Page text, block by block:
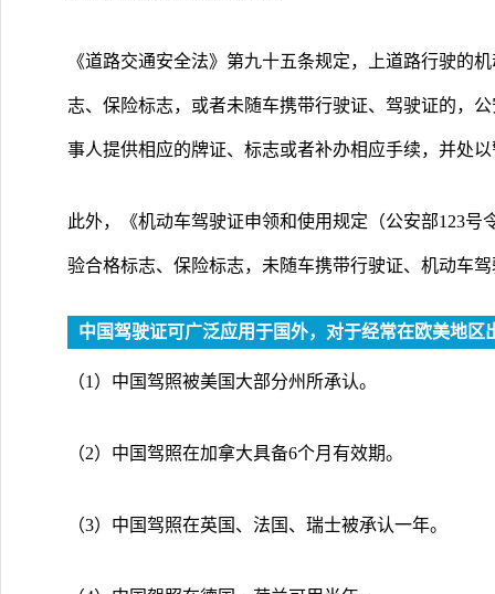
《道路交通安全法》第九十五条规定，上道路行驶的
志、保险标志，或者未随车携带行驶证、驾驶证的，
事人提供相应的牌证、标志或者补办相应手续，并处
此外，《机动车驾驶证申领和使用规定（公安部123
验合格标志、保险标志，未随车携带行驶证、机动车
中国驾驶证可广泛应用于国外，对于经常在欧美地区
（1）中国驾照被美国大部分州所承认。
（2）中国驾照在加拿大具备6个月有效期。
（3）中国驾照在英国、法国、瑞士被承认一年。